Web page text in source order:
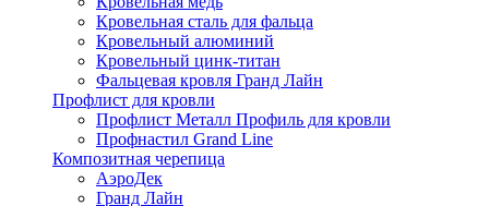
Кровельная сталь для фальца
Кровельный алюминий
Кровельный цинк-титан
Фальцевая кровля Гранд Лайн
Профлист для кровли
Профлист Металл Профиль для кровли
Профнастил Grand Line
Композитная черепица
АэроДек
Гранд Лайн